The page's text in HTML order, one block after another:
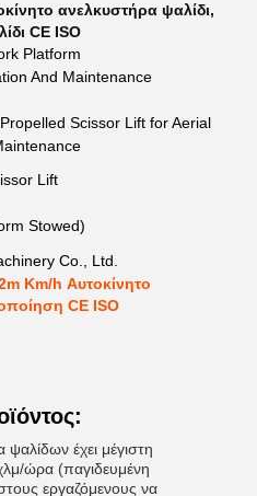
ανελκυστήρα ψαλίδι,
CE ISO
Platform
And Maintenance
Scissor Lift for Aerial
Lift
Stowed)
Co., Ltd.
Km/h Αυτοκίνητο
CE ISO
έχει μέγιστη
ώρα (παγιδευμένη
εργαζόμενους να